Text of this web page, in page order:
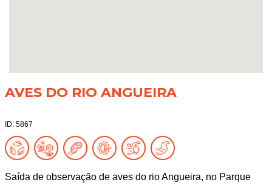
AVES DO RIO ANGUEIRA
ID: 5867
Saída de observação de aves do rio Angueira, no Parque